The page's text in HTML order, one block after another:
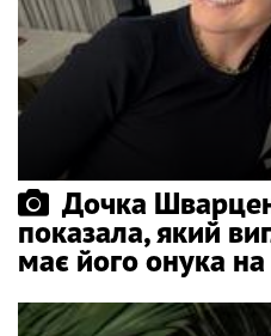
Дочка
показала, який
має його онука на